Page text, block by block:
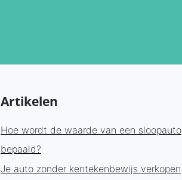
Artikelen
Hoe wordt de waarde van een sloopauto
bepaald?
Je auto zonder kentekenbewijs verkopen